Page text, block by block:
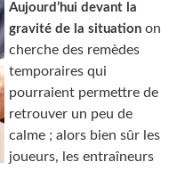
Aujourd’hui devant la
gravité de la situation on
cherche des remèdes
temporaires qui
pourraient permettre de
retrouver un peu de
calme ; alors bien sûr les
joueurs, les entraîneurs